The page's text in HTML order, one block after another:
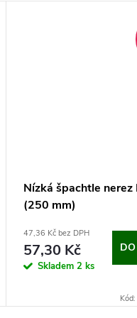
Nízká špachtle nerez
(250 mm)
47,36 Kč bez DPH
57,30 Kč
Skladem 2 ks
Kód: